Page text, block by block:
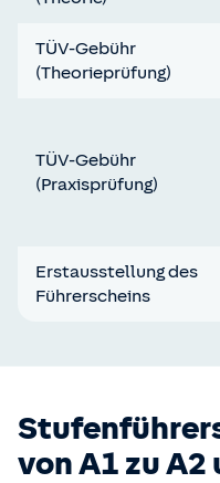
TÜV-Gebühr
(Theorieprüfung)
TÜV-Gebühr
(Praxisprüfung)
Erstausstellung des
Führerscheins
von A1 zu A2